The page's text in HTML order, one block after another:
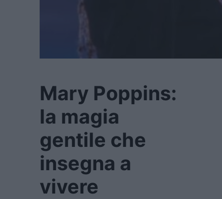
Mary Poppins:
la magia
gentile che
insegna a
vivere